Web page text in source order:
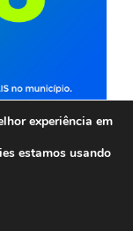
2026
experiência em
estamos usando